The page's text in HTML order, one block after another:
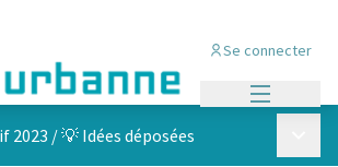
Se connecter
2023 /💡 Idées déposées